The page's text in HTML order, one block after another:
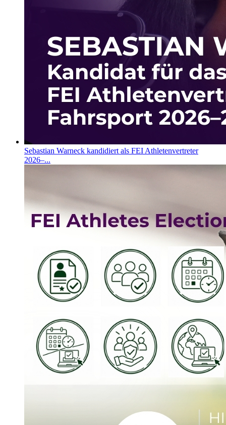
Sebastian Warneck kandidiert als FEI Athletenvertreter
2026–...